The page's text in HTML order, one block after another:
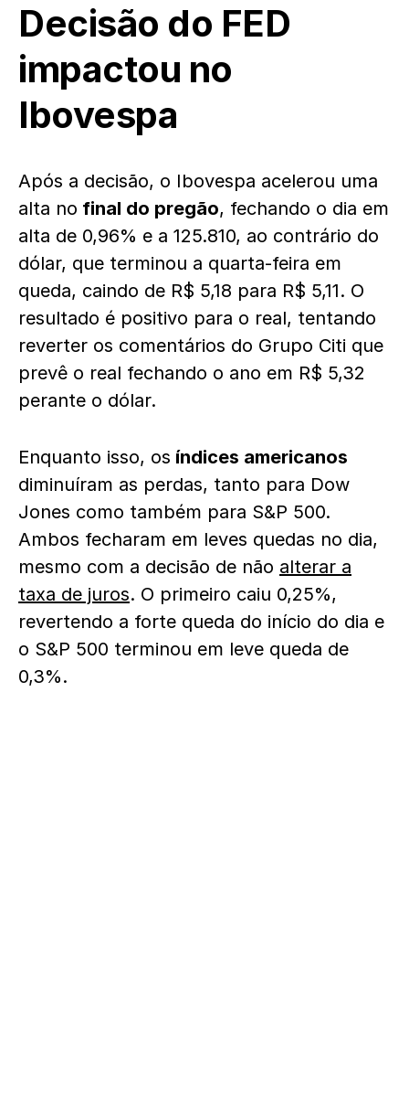
Decisão do FED
impactou no
Ibovespa
Após a decisão, o Ibovespa acelerou uma
alta no final do pregão, fechando o dia em
alta de 0,96% e a 125.810, ao contrário do
dólar, que terminou a quarta-feira em
queda, caindo de R$ 5,18 para R$ 5,11. O
resultado é positivo para o real, tentando
reverter os comentários do Grupo Citi que
prevê o real fechando o ano em R$ 5,32
perante o dólar.
Enquanto isso, os índices americanos
diminuíram as perdas, tanto para Dow
Jones como também para S&P 500.
Ambos fecharam em leves quedas no dia,
mesmo com a decisão de não alterar a
taxa de juros. O primeiro caiu 0,25%,
revertendo a forte queda do início do dia e
o S&P 500 terminou em leve queda de
0,3%.